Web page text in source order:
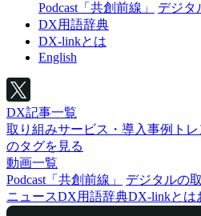
Podcast「共創前線」
デジタ
DX用語辞典
DX-linkとは
English
DX記事一覧
取り組みサービス・導入事例 ト
のタグを見る
動画一覧
Podcast「共創前線」
デジタルの
ニュースDX用語辞典DX-linkとは